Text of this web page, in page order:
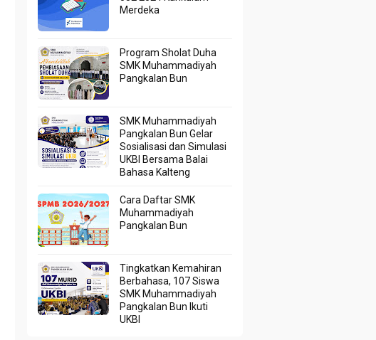
Merdeka
Program Sholat Duha
SMK Muhammadiyah
Pangkalan Bun
SMK Muhammadiyah
Pangkalan Bun Gelar
Sosialisasi dan Simulasi
UKBI Bersama Balai
Bahasa Kalteng
Cara Daftar SMK
Muhammadiyah
Pangkalan Bun
Tingkatkan Kemahiran
Berbahasa, 107 Siswa
SMK Muhammadiyah
Pangkalan Bun Ikuti
UKBI